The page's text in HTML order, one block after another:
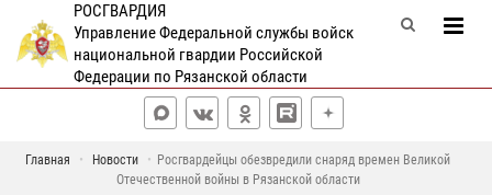
РОСГВАРДИЯ
Управление Федеральной службы войск
национальной гвардии Российской
Федерации по Рязанской области
Главная Новости
Росгвардейцы обезвредили снаряд времен Великой
Отечественной войны в Рязанской области